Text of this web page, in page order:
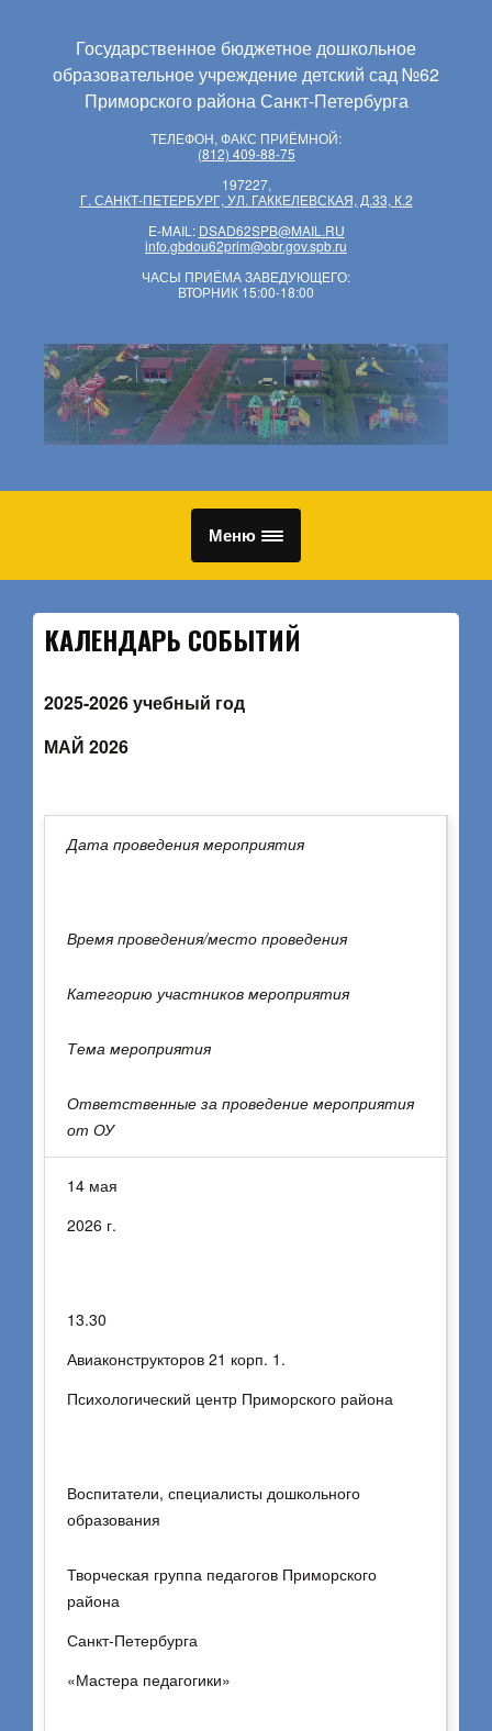
Государственное бюджетное дошкольное
образовательное учреждение детский сад №62
Приморского района Санкт-Петербурга
ТЕЛЕФОН, ФАКС ПРИЁМНОЙ:
(812) 409-88-75
197227,
Г. САНКТ-ПЕТЕРБУРГ, УЛ. ГАККЕЛЕВСКАЯ, Д.33, К.2
E-MAIL: DSAD62SPB@MAIL.RU
info.gbdou62prim@obr.gov.spb.ru
ЧАСЫ ПРИЁМА ЗАВЕДУЮЩЕГО:
ВТОРНИК 15:00-18:00
Меню
КАЛЕНДАРЬ СОБЫТИЙ
2025-2026 учебный год
МАЙ 2026
Дата проведения мероприятия
Время проведения/место проведения
Категорию участников мероприятия
Тема мероприятия
Ответственные за проведение мероприятия
от ОУ
14 мая
2026 г.
13.30
Авиаконструкторов 21 корп. 1.
Психологический центр Приморского района
Воспитатели, специалисты дошкольного
образования
Творческая группа педагогов Приморского
района
Санкт-Петербурга
«Мастера педагогики»